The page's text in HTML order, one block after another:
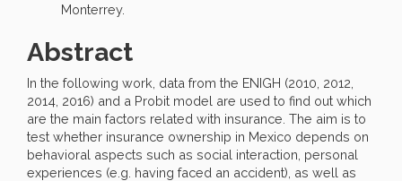
Monterrey.
Abstract
In the following work, data from the ENIGH (2010, 2012,
2014, 2016) and a Probit model are used to find out which
are the main factors related with insurance. The aim is to
test whether insurance ownership in Mexico depends on
behavioral aspects such as social interaction, personal
experiences (e.g. having faced an accident), as well as